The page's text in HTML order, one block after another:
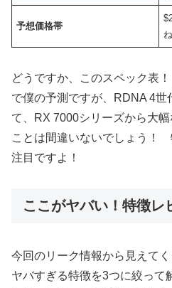
予想価格帯
どうですか、このスペック表
で僕の予測ですが、RDNA 4世
て、RX 7000シリーズから大
ことは間違いないでしょう！
注目ですよ！
ここがヤバい！特徴レ
今回のリーク情報から見えて
ヤバすぎる特徴を3つに絞っ